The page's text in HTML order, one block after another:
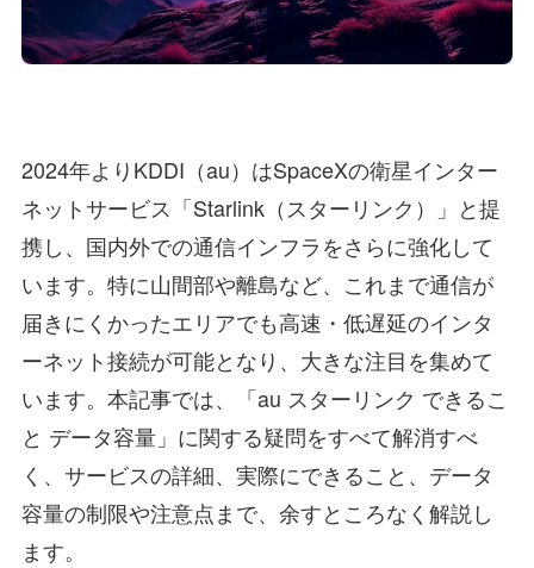
2024年よりKDDI（au）はSpaceXの衛星インター
ネットサービス「Starlink（スターリンク）」と提
携し、国内外での通信インフラをさらに強化して
います。特に山間部や離島など、これまで通信が
届きにくかったエリアでも高速・低遅延のインタ
ーネット接続が可能となり、大きな注目を集めて
います。本記事では、「au スターリンク できるこ
と データ容量」に関する疑問をすべて解消すべ
く、サービスの詳細、実際にできること、データ
容量の制限や注意点まで、余すところなく解説し
ます。